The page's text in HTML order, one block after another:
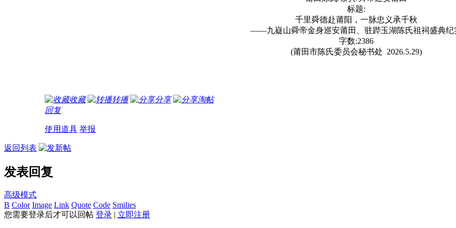
标题:
千里舜德赴莆阳，一脉忠义承千秋
——九嶷山舜帝金身巡安莆田、驻跸玉湖陈氏祖祠盛典纪
字数:2386
(莆田市陈氏委员会秘书处 2026.5.29)
收藏 转播 分享
淘帖
回复
使用道具 举报
返回列表
发表回复
高级模式
B Color Image Link Quote Code Smilies
您需要登录后才可以回帖 登录 | 立即注册